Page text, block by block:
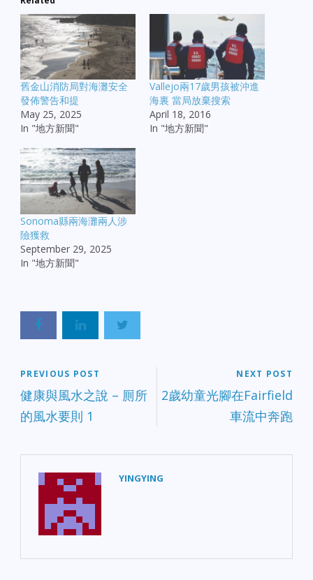
舊金山消防局對海灘安全
發佈警告和提
May 25, 2025
In "地方新聞"
Vallejo兩17歲男孩被沖進
海裏 當局放棄搜索
April 18, 2016
In "地方新聞"
Sonoma縣兩海灘兩人涉
險獲救
September 29, 2025
In "地方新聞"
PREVIOUS POST
健康與風水之說 – 厠所
的風水要則 1
NEXT POST
2歲幼童光腳在Fairfield
車流中奔跑
YINGYING